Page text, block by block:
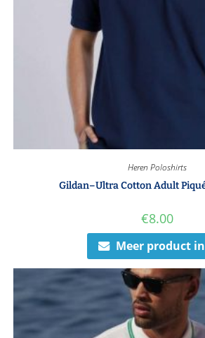
Heren Poloshirts
Gildan–Ultra Cotton Adult
€8.00
Meer product